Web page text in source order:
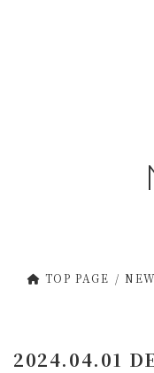
TOP PAGE
2024.04.01